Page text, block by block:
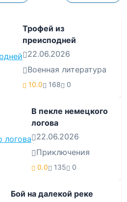
Трофей из
преисподней
22.06.2026
Военная литература
10.0 168 0
В пекле немецкого
логова
22.06.2026
Приключения
0.0 135 0
Бой на далекой реке